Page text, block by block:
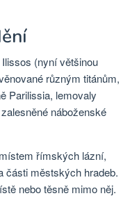
(nyní většinou
různým titánům,
Parilissia, lemovaly
náboženské
římských lázní,
části městských hradeb.
nebo těsně mimo něj.